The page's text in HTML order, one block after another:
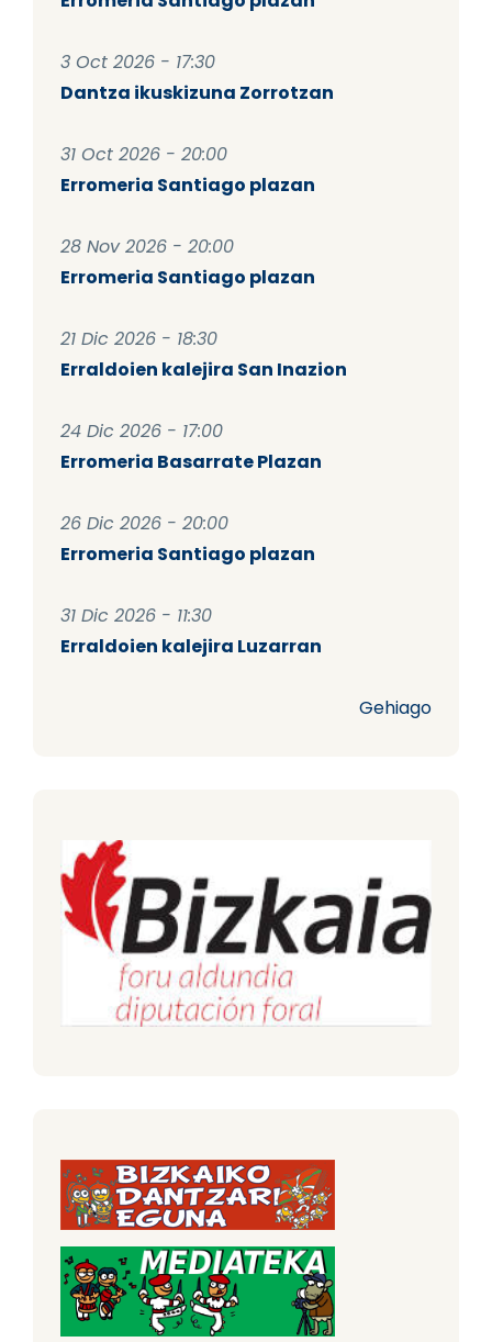
3 Oct 2026 - 17:30
Dantza ikuskizuna Zorrotzan
31 Oct 2026 - 20:00
Erromeria Santiago plazan
28 Nov 2026 - 20:00
Erromeria Santiago plazan
21 Dic 2026 - 18:30
Erraldoien kalejira San Inazion
24 Dic 2026 - 17:00
Erromeria Basarrate Plazan
26 Dic 2026 - 20:00
Erromeria Santiago plazan
31 Dic 2026 - 11:30
Erraldoien kalejira Luzarran
Gehiago